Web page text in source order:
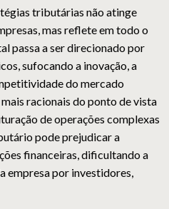
tributárias não atinge
mas reflete em todo o
passa a ser direcionado por
sufocando a inovação, a
do mercado
racionais do ponto de vista
de operações complexas
pode prejudicar a
financeiras, dificultando a
empresa por investidores,